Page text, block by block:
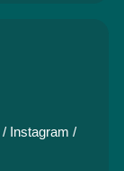
/ Instagram /